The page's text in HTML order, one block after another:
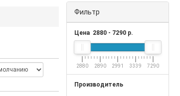
Фильтр
Цена 2880 - 7290 р.
2880 2890 2991 3339 7290
Производитель